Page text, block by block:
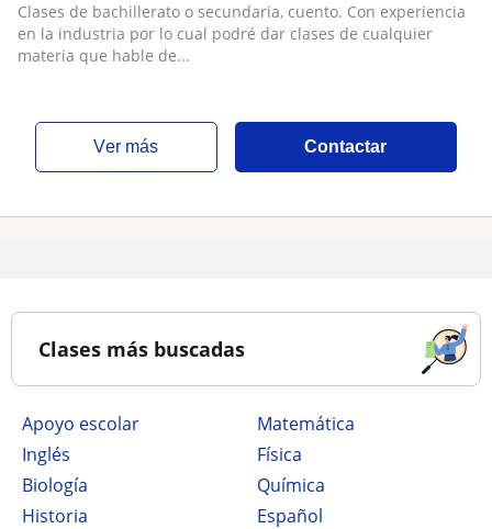
Clases de bachillerato o secundaria, cuento. Con experiencia
en la industria por lo cual podré dar clases de cualquier
materia que hable de...
ver más Contactar
Clases más buscadas
Apoyo escolar
Matemática
Inglés
Física
Biología
Química
Historia
Español